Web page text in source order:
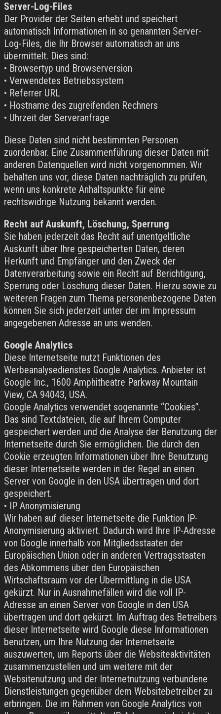
Server-Log-Files
Der Provider der Seiten erhebt und speichert
automatisch Informationen in so genannten Server-
Log-Files, die Ihr Browser automatisch an uns
übermittelt. Dies sind:
• Browsertyp und Browserversion
• Verwendetes Betriebssystem
• Referrer URL
• Hostname des zugreifenden Rechners
• Uhrzeit der Serveranfrage
Diese Daten sind nicht bestimmten Personen
zuordenbar. Eine Zusammenführung dieser Daten mit
anderen Datenquellen wird nicht vorgenommen. Wir
behalten uns vor, diese Daten nachträglich zu prüfen,
wenn uns konkrete Anhaltspunkte für eine
rechtswidrige Nutzung bekannt werden.
Recht auf Auskunft, Löschung, Sperrung
Sie haben jederzeit das Recht auf unentgeltliche
Auskunft über Ihre gespeicherten Daten, deren
Herkunft und Empfänger und den Zweck der
Datenverarbeitung sowie ein Recht auf Berichtigung,
Sperrung oder Löschung dieser Daten. Hierzu sowie zu
weiteren Fragen zum Thema personenbezogene Daten
können Sie sich jederzeit unter der im Impressum
angegebenen Adresse an uns wenden.
Google Analytics
Diese Internetseite nutzt Funktionen des
Werbeanalysedienstes Google Analytics. Anbieter ist
Google Inc., 1600 Amphitheatre Parkway Mountain
View, CA 94043, USA.
Google Analytics verwendet sogenannte “Cookies”.
Das sind Textdateien, die auf Ihrem Computer
gespeichert werden und die Analyse der Benutzung der
Internetseite durch Sie ermöglichen. Die durch den
Cookie erzeugten Informationen über Ihre Benutzung
dieser Internetseite werden in der Regel an einen
Server von Google in den USA übertragen und dort
gespeichert.
• IP Anonymisierung
Wir haben auf dieser Internetseite die Funktion IP-
Anonymisierung aktiviert. Dadurch wird Ihre IP-Adresse
von Google innerhalb von Mitgliedsstaaten der
Europäischen Union oder in anderen Vertragsstaaten
des Abkommens über den Europäischen
Wirtschaftsraum vor der Übermittlung in die USA
gekürzt. Nur in Ausnahmefällen wird die voll IP-
Adresse an einen Server von Google in den USA
übertragen und dort gekürzt. Im Auftrag des Betreibers
dieser Internetseite wird Google diese Informationen
benutzen, um Ihre Nutzung der Internetseite
auszuwerten, um Reports über die Websiteaktivitäten
zusammenzustellen und um weitere mit der
Websitenutzung und der Internetnutzung verbundene
Dienstleistungen gegenüber dem Websitebetreiber zu
erbringen. Die im Rahmen von Google Analytics von